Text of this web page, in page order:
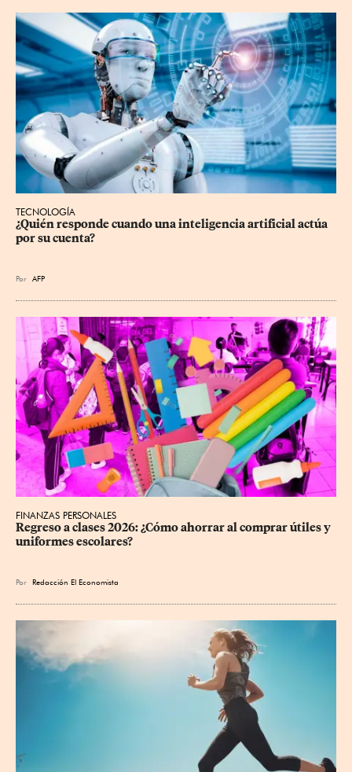
TECNOLOGÍA
¿Quién responde cuando una inteligencia artificial actúa
por su cuenta?
Por AFP
FINANZAS PERSONALES
Regreso a clases 2026: ¿Cómo ahorrar al comprar útiles y
uniformes escolares?
Por Redacción El Economista